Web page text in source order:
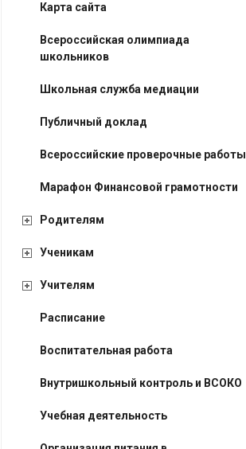
Карта сайта
Всероссийская олимпиада
школьников
Школьная служба медиации
Публичный доклад
Всероссийские проверочные работы
Марафон Финансовой грамотности
Родителям
Ученикам
Учителям
Расписание
Воспитательная работа
Внутришкольный контроль и ВСОКО
Учебная деятельность